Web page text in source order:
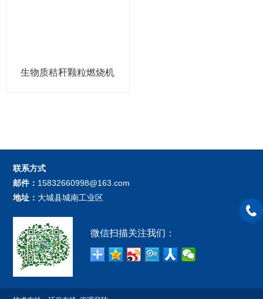
生物质秸秆颗粒燃烧机
联系方式
邮件： 15832660998@163.com
地址： 大城县城南工业区
微信扫描关注我们：